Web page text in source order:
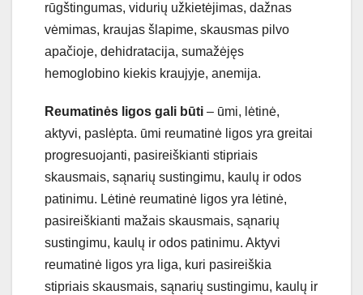
rūgštingumas, vidurių užkietėjimas, dažnas
vėmimas, kraujas š lapime, skausmas pil vo
apačioje, dehidratacija, sumažėjęs
hemogl obino kiekis kraujyje, anemija.
Reumatinės ligos gali būti – ūmi, ėtinė,
aktyvi, pas ėpta. ūmi reumatinė ligos yra greitai
progresuojanti, pasireiškianti stipriais
skausmais, sąnarių sustingimu, kaul ų ir odos
patinimu. Lėtinė reumatinė ligos yra ėtinė,
pasireiškianti mažais skausmais, sąnarių
sustingimu, kaul ų ir odos patinimu. Aktyvi
reumatinė ligos yra iga, kuri pasireiškia
stipriais skausmais, sąnarių sustingimu, kaul ų ir